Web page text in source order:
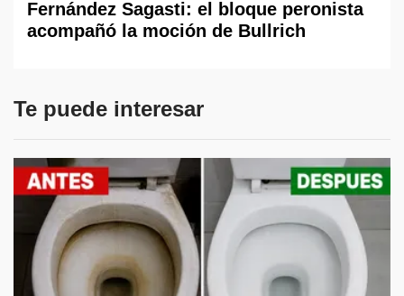
Fernández Sagasti: el bloque peronista
acompañó la moción de Bullrich
Te puede interesar